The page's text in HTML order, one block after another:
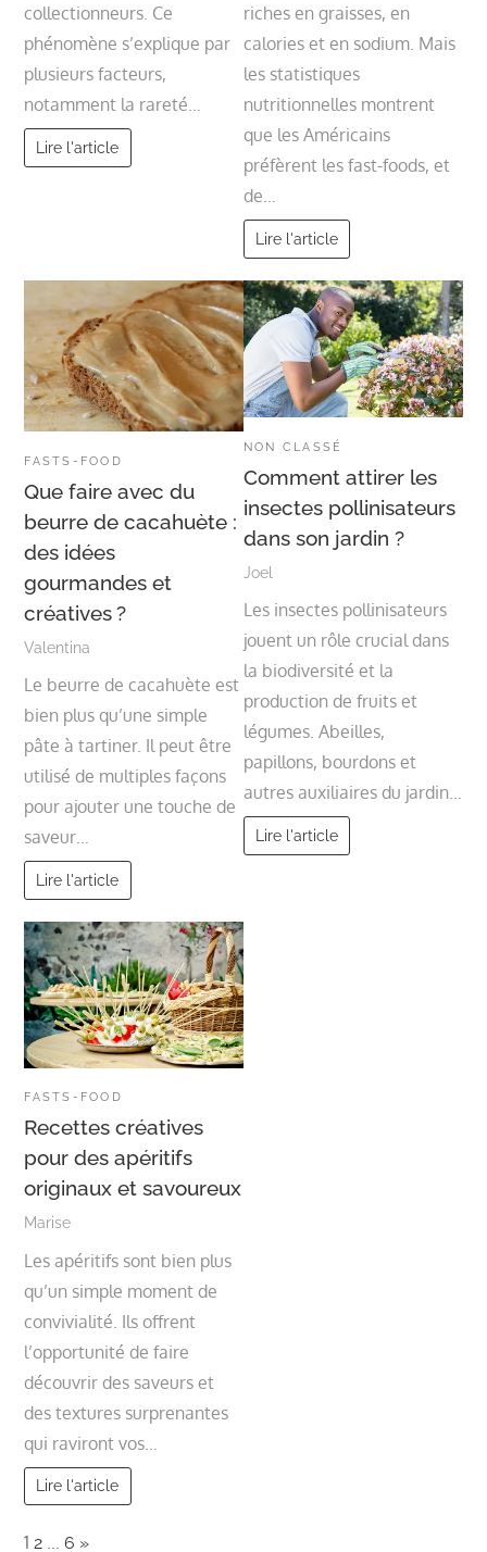
collectionneurs. Ce
phénomène s’explique par
plusieurs facteurs,
notamment la rareté…
Lire l'article
riches en graisses, en
calories et en sodium. Mais
les statistiques
nutritionnelles montrent
que les Américains
préfèrent les fast-foods, et
de…
Lire l'article
FASTS-FOOD
Que faire avec du
beurre de cacahuète :
des idées
gourmandes et
créatives ?
Valentina
Le beurre de cacahuète est
bien plus qu’une simple
pâte à tartiner. Il peut être
utilisé de multiples façons
pour ajouter une touche de
saveur…
Lire l'article
NON CLASSÉ
Comment attirer les
insectes pollinisateurs
dans son jardin ?
Joel
Les insectes pollinisateurs
jouent un rôle crucial dans
la biodiversité et la
production de fruits et
légumes. Abeilles,
papillons, bourdons et
autres auxiliaires du jardin…
Lire l'article
FASTS-FOOD
Recettes créatives
pour des apéritifs
originaux et savoureux
Marise
Les apéritifs sont bien plus
qu’un simple moment de
convivialité. Ils offrent
l’opportunité de faire
découvrir des saveurs et
des textures surprenantes
qui raviront vos…
Lire l'article
Page:
1 2 … 6 Next
»